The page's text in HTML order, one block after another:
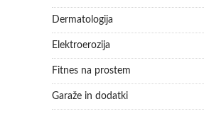
Dermatologija
Elektroerozija
Fitnes na prostem
Garaže in dodatki